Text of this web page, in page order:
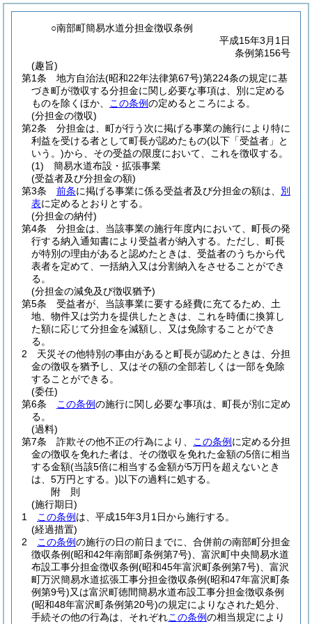
○南部町簡易水道分担金徴収条例
平成15年3月1日
条例第156号
(趣旨)
第1条
地方自治法(昭和22年法律第67号)第224条の規定に基
づき町が徴収する分担金に関し必要な事項は、別に定める
ものを除くほか、
この条例の定めるところによる。
(分担金の徴収)
第2条
分担金は、町が行う次に掲げる事業の施行により特に
利益を受ける者として町長が認めたもの(以下「受益者」と
いう。)から、その受益の限度において、これを徴収する。
(1)
簡易水道布設・拡張事業
(受益者及び分担金の額)
第3条
前条に掲げる事業に係る受益者及び分担金の額は、 別
表に定めるとおりとする。
(分担金の納付)
第4条
分担金は、当該事業の施行年度内において、町長の発
行する納入通知書により受益者が納入する。 ただし、町長
が特別の理由があると認めたときは、受益者のうちから代
表者を定めて、一括納入又は分割納入をさせることができ
る。
(分担金の減免及び徴収猶予)
第5条
受益者が、当該事業に要する経費に充てるため、土
地、物件又は労力を提供したときは、これを時価に換算し
た額に応じて分担金を減額し、又は免除することができ
る。
2
天災その他特別の事由があると町長が認めたときは、分担
金の徴収を猶予し、又はその額の全部若しくは一部を免除
することができる。
(委任)
第6条
この条例の施行に関し必要な事項は、町長が別に定め
る。
(過料)
第7条
詐欺その他不正の行為により、 この条例 に定める分担
金の徴収を免れた者は、その徴収を免れた金額の5倍に相当
する金額(当該5倍に相当する金額が5万円を超えないとき
は、5万円とする。)以下の過料に処する。
附 則
(施行期日)
1
この条例 は、平成15年3月1日から施行する。
(経過措置)
2
この条例の施行の日の前日までに、合併前の南部町分担金
徴収条例(昭和42年南部町条例第7号) 、富沢町中央簡易水道
布設工事分担金徴収条例(昭和45年富沢町条例第7号) 、富沢
町万沢簡易水道拡張工事分担金徴収条例(昭和47年富沢町条
例第9号)又は富沢町徳間簡易水道布設工事分担金徴収条例
(昭和48年富沢町条例第20号)の規定によりなされた処分、
手続その他の行為は、それぞれこの条例の相当規定により